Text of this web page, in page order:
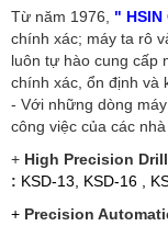
Từ năm 1976, " HSIN
chính xác; máy ta rô
luôn tự hào cung cấp
chính xác, ổn định và
- Với những dòng
công việc của các
+ High Precision
: KSD-13, KSD-16 ,
+ Precision